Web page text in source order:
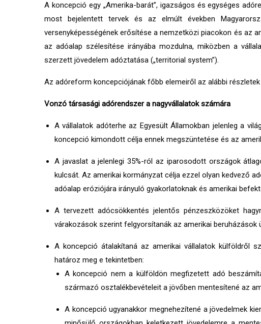
A koncepció egy „Amerika-barát”, igazságos és egységes
most bejelentett tervek és az elmúlt években
versenyképességének erősítése a nemzetközi piacokon és az
az adóalap szélesítése irányába mozdulna, miközben a
szerzett jövedelem adóztatása („territorial system”).
Az adóreform koncepciójának főbb elemeiről az alábbi
Vonzó társasági adórendszer a nagyvállalatok számára
A vállalatok adóterhe az Egyesült Államokban jelenleg a
koncepció kimondott célja ennek megszüntetése és az
A javaslat a jelenlegi 35%-ról az iparosodott országok
kulcsát. Az amerikai kormányzat célja ezzel olyan kedvező
adóalap eróziójára irányuló gyakorlatoknak és amerikai
A tervezett adócsökkentés jelentős pénzeszközöket
várakozások szerint felgyorsítanák az amerikai
A koncepció átalakítaná az amerikai vállalatok külföldről
határoz meg e tekintetben:
A koncepció nem a külföldön megfizetett adó
származó osztalékbevételeit a jövőben mentesítené az
A koncepció ugyanakkor megnehezítené a jövedelmek